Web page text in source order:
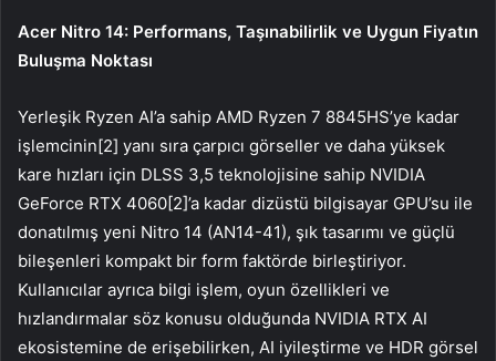
Acer Nitro 14: Performans, Taşınabilirlik ve Uygun Fiyatın
Buluşma Noktası
Yerleşik Ryzen AI’a sahip AMD Ryzen 7 8845HS’ye kadar
işlemcinin[2] yanı sıra çarpıcı görseller ve daha yüksek
kare hızları için DLSS 3,5 teknolojisine sahip NVIDIA
GeForce RTX 4060[2]’a kadar dizüstü bilgisayar GPU’su ile
donatılmış yeni Nitro 14 (AN14-41), şık tasarımı ve güçlü
bileşenleri kompakt bir form faktörde birleştiriyor.
Kullanıcılar ayrıca bilgi işlem, oyun özellikleri ve
hızlandırmalar söz konusu olduğunda NVIDIA RTX AI
ekosistemine de erişebilirken, AI iyileştirme ve HDR görsel